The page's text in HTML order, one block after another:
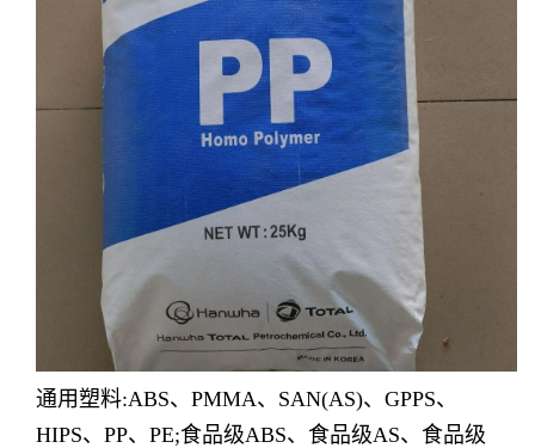
通用塑料:ABS、PMMA、SAN(AS)、GPPS、
HIPS、PP、PE;食品级ABS、食品级AS、食品级